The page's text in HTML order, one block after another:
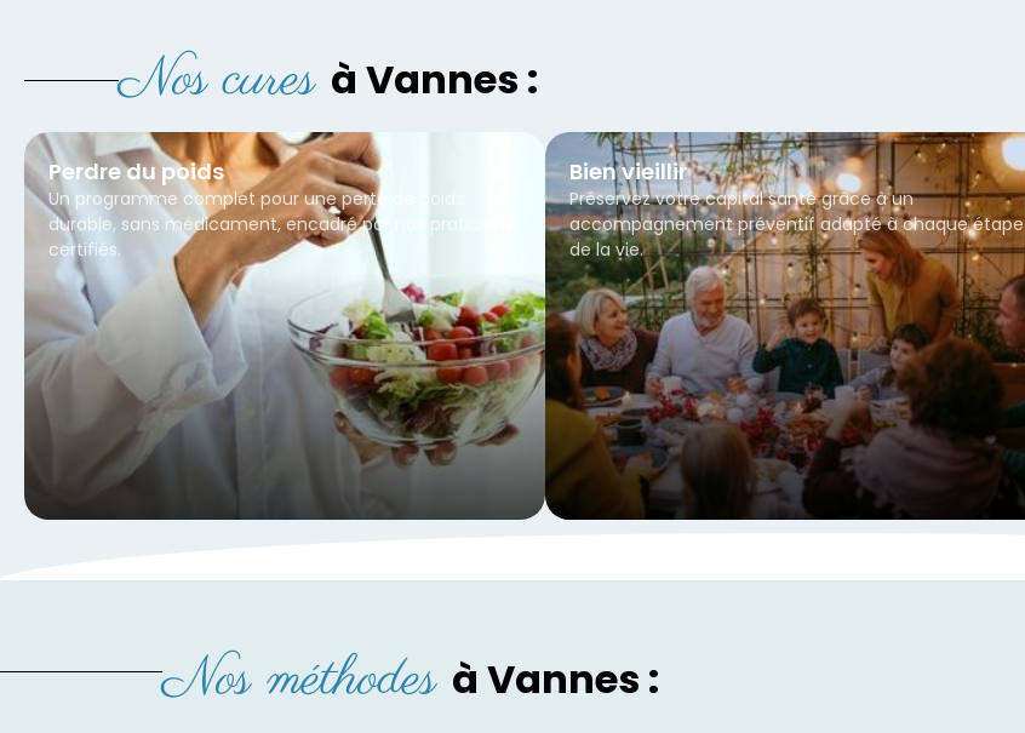
Nos cures à Vannes :
Perdre du poids
Un programme complet pour une perte de poids
durable, sans médicament, encadré par nos praticiens
certifiés.
Bien vieillir
Préservez votre capital santé grâce à un
accompagnement préventif adapté à chaque étape
de la vie.
Nos méthodes à Vannes :